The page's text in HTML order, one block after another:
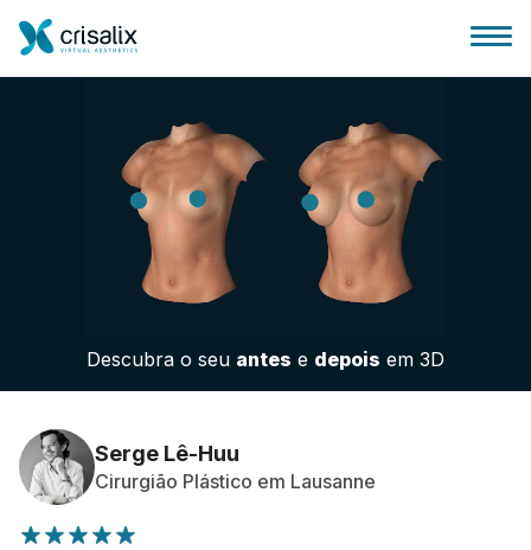
Página inicial para cirurgiões
Plataforma 3D de business
Planos
Avaliações dos pacientes
Descubra o seu antes e depois em 3D
Serge Lê-Huu
Cirurgião Plástico em Lausanne